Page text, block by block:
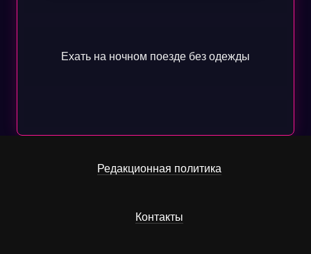
Ехать на ночном поезде без одежды
Редакционная политика
Контакты